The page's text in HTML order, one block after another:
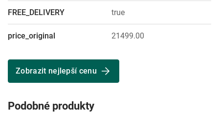
FREE_DELIVERY true
price_original 21499.00
Zobrazit nejlepší cenu
Podobné produkty